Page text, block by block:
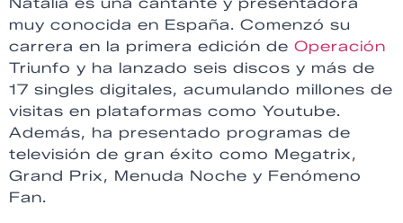
muy conocida en España. Comenzó su
carrera en la primera edición de Operación
Triunfo y ha lanzado seis discos y más de
17 singles digitales, acumulando millones de
visitas en plataformas como Youtube.
Además, ha presentado programas de
televisión de gran éxito como Megatrix,
Grand Prix, Menuda Noche y Fenómeno
Fan.